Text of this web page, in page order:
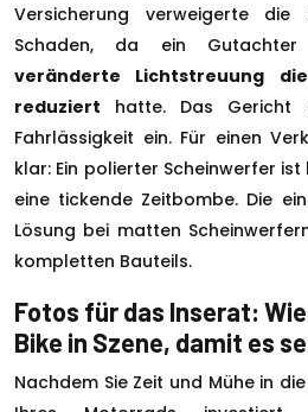
Versicherung verweigerte
Schaden, da ein
veränderte Lichtstreuung
reduziert hatte. Das
Fahrlässigkeit ein. Für einen
klar: Ein polierter Scheinwerfer
eine tickende Zeitbombe. Die
Lösung bei matten
kompletten Bauteils.
Fotos für das Inserat:
Bike in Szene, damit es
Nachdem Sie Zeit und Mühe in